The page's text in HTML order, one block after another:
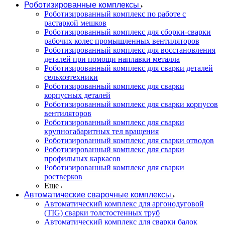
Роботизированные комплексы
Роботизированный комплекс по работе с
растаркой мешков
Роботизированный комплекс для сборки-сварки
рабочих колес промышленных вентиляторов
Роботизированный комплекс для восстановления
деталей при помощи наплавки металла
Роботизированный комплекс для сварки деталей
сельхозтехники
Роботизированный комплекс для сварки
корпусных деталей
Роботизированный комплекс для сварки корпусов
вентиляторов
Роботизированный комплекс для сварки
крупногабаритных тел вращения
Роботизированный комплекс для сварки отводов
Роботизированный комплекс для сварки
профильных каркасов
Роботизированный комплекс для сварки
ростверков
Еще
Автоматические сварочные комплексы
Автоматический комплекс для аргонодуговой
(TIG) сварки толстостенных труб
Автоматический комплекс для сварки балок